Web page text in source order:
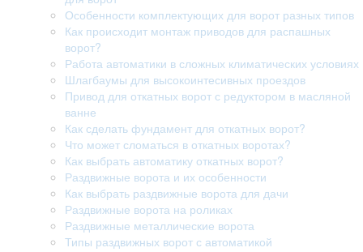
Особенности комплектующих для ворот разных типов
Как происходит монтаж приводов для распашных
ворот?
Работа автоматики в сложных климатических условиях
Шлагбаумы для высокоинтесивных проездов
Привод для откатных ворот с редуктором в масляной
ванне
Как сделать фундамент для откатных ворот?
Что может сломаться в откатных воротах?
Как выбрать автоматику откатных ворот?
Раздвижные ворота и их особенности
Как выбрать раздвижные ворота для дачи
Раздвижные ворота на роликах
Раздвижные металлические ворота
Типы раздвижных ворот с автоматикой